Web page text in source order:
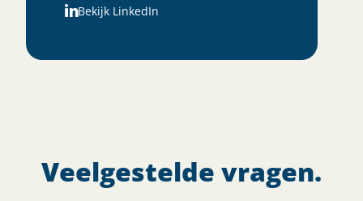
Bekijk LinkedIn
Veelgestelde vragen.